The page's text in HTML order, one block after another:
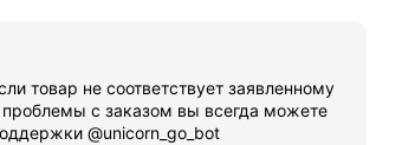
товар не соответствует заявленному
проблемы с заказом вы всегда можете
@unicorn_go_bot